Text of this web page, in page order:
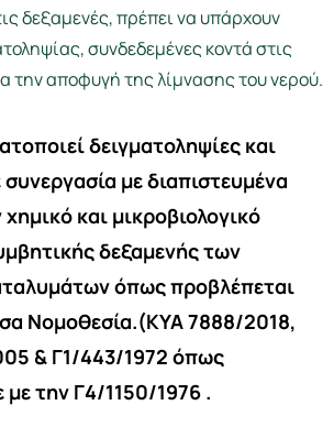
δεξαμενές, πρέπει να υπάρχουν
συνδεδεμένες κοντά στις
την αποφυγή της λίμνασης του νερού.
δειγματοληψίες και
με διαπιστευμένα
και μικροβιολογικό
δεξαμενής των
όπως προβλέπεται
Νομοθεσία.(ΚΥΑ 7888/2018,
& Γ1/443/1972 όπως
την Γ4/1150/1976 .